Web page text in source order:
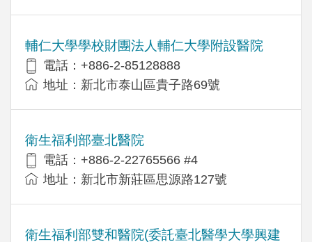
輔仁大學學校財團法人輔仁大學附設醫院
電話：+886-2-85128888
地址：新北市泰山區貴子路69號
衛生福利部臺北醫院
電話：+886-2-22765566 #4
地址：新北市新莊區思源路127號
衛生福利部雙和醫院(委託臺北醫學大學興建